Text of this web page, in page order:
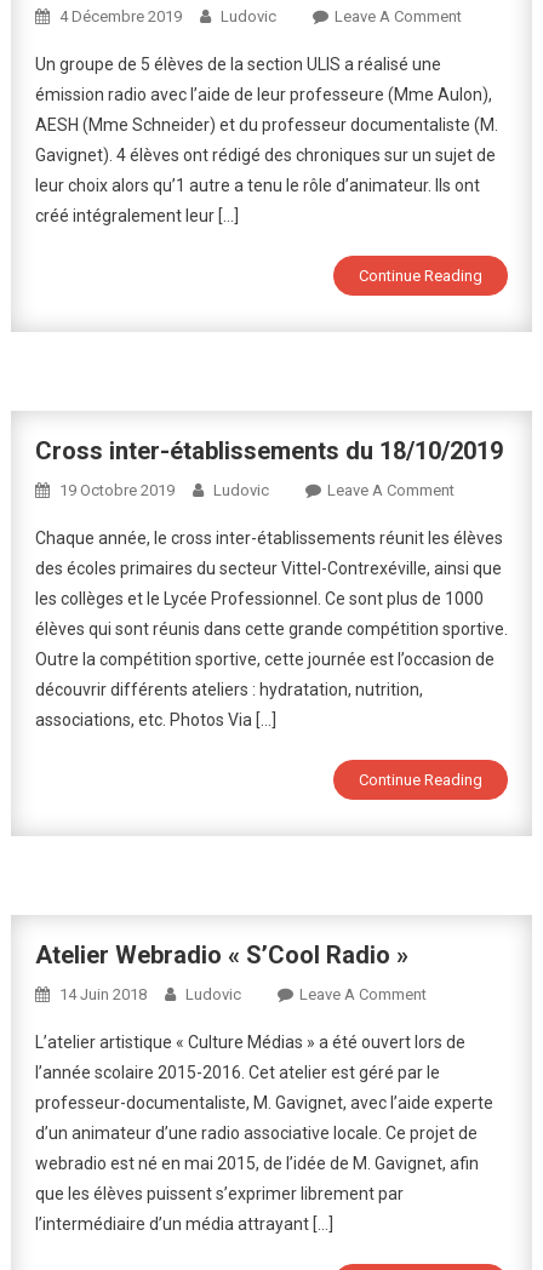
4 Décembre 2019 Ludovic Leave A CommentOn
Émission
Radio
En
Section
Un groupe de 5 élèves de la section ULIS a réalisé une
émission radio avec l’aide de leur professeure (Mme Aulon),
AESH (Mme Schneider) et du professeur documentaliste (M.
Gavignet). 4 élèves ont rédigé des chroniques sur un sujet de
leur choix alors qu’1 autre a tenu le rôle d’animateur. Ils ont
créé intégralement leur […]
Continue Reading
Cross inter-établissements du 18/10/2019
19 Octobre 2019 Ludovic Leave A CommentOn
Inter-
Du
18/10/2019
Chaque année, le cross inter-établissements réunit les élèves
des écoles primaires du secteur Vittel-Contrexéville, ainsi que
les collèges et le Lycée Professionnel. Ce sont plus de 1000
élèves qui sont réunis dans cette grande compétition sportive.
Outre la compétition sportive, cette journée est l’occasion de
découvrir différents ateliers : hydratation, nutrition,
associations, etc. Photos Via […]
Continue Reading
Atelier Webradio « S’Cool Radio »
14 Juin 2018 Ludovic Leave A CommentOn
Webradio
« S’Cool
Radio »
L’atelier artistique « Culture Médias » a été ouvert lors de
l’année scolaire 2015-2016. Cet atelier est géré par le
professeur-documentaliste, M. Gavignet, avec l’aide experte
d’un animateur d’une radio associative locale. Ce projet de
webradio est né en mai 2015, de l’idée de M. Gavignet, afin
que les élèves puissent s’exprimer librement par
l’intermédiaire d’un média attrayant […]